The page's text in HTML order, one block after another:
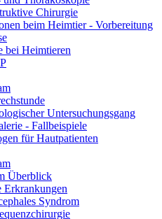
Chirurgie
beim Heimtier - Vorbereitung
bei Heimtieren
Untersuchungsgang
- Fallbeispiele
für Hautpatienten
Überblick
Erkrankungen
Syndrom